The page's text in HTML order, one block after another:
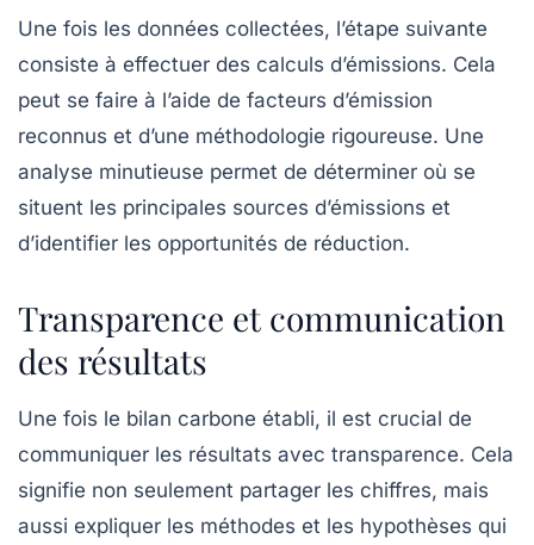
Une fois les données collectées, l’étape suivante
consiste à effectuer des calculs d’émissions. Cela
peut se faire à l’aide de facteurs d’émission
reconnus et d’une méthodologie rigoureuse. Une
analyse minutieuse permet de déterminer où se
situent les principales sources d’émissions et
d’identifier les opportunités de réduction.
Transparence et communication
des résultats
Une fois le bilan carbone établi, il est crucial de
communiquer les résultats avec transparence. Cela
signifie non seulement partager les chiffres, mais
aussi expliquer les méthodes et les hypothèses qui